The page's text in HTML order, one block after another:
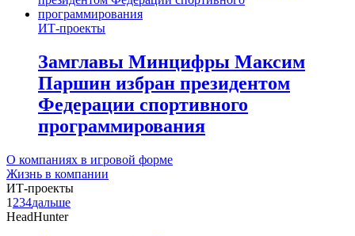
ИТ-проекты
Замглавы Минцифры Максим
Паршин избран президентом
Федерации спортивного
программирования
О компаниях в игровой форме
Жизнь в компании
ИТ-проекты
1 234дальше
HeadHunter